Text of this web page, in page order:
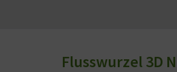
Flusswurzel 3D